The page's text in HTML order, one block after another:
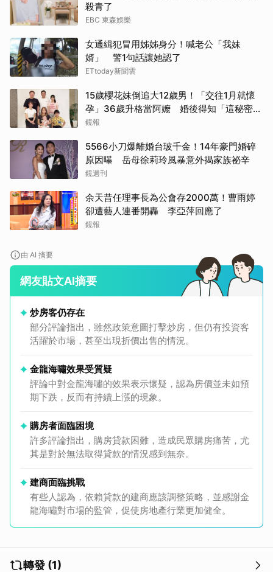
殺青了
EBC 東森娛樂
女通緝犯冒用姊姊身分！喊老公「我妹
婿」 警1句話讓她認了
ETtoday新聞雲
15歲櫻花妹倒追大12歲男！「交往1月就懷
孕」36歲升格當阿嬤 婚後得知「這秘密」
傻眼了
鏡報
5566小刀爆離婚台玻千金！14年豪門婚碎
原因曝 岳母徐莉玲風暴意外揭家族祕辛
鏡週刊
余天昔任理事長為公會存2000萬！曹雨婷
卻遭藝人連番開轟 李亞萍回應了
鏡報
由 AI 摘要
網友貼文AI摘要
炒房客仍存在
部分評論指出，雖然政策意圖打擊炒房，但仍有投資客
活躍於市場，甚至出現折價出售的情況。
金龍海嘯效果受質疑
評論中對金龍海嘯的效果表示懷疑，認為房價並未如預
期下跌，反而有持續上漲的現象。
購房者面臨困境
許多評論指出，購房貸款困難，造成民眾購房痛苦，尤
其是對於無法取得貸款的情況感到無奈。
建商面臨挑戰
有些人認為，依賴貸款的建商應該調整策略，並感謝金
龍海嘯對市場的監管，促使房地產行業更加健全。
轉發 (1)
取消